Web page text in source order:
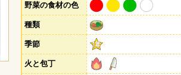
野菜の食材の色
種類
季節
火と包丁